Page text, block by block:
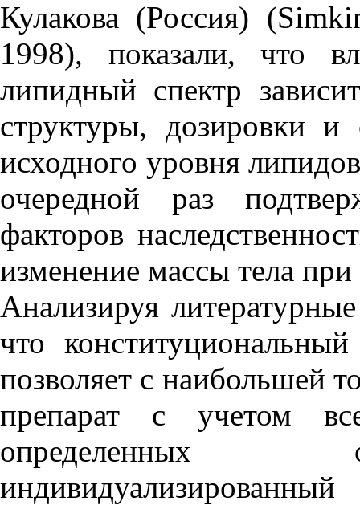
Кулакова (Россия)
1998), показали, что
липидный спектр
структуры, дозировки
исходного уровня
очередной раз
факторов
изменение массы тела
Анализируя
что
позволяет с наибольшей
препарат с учетом
определенных